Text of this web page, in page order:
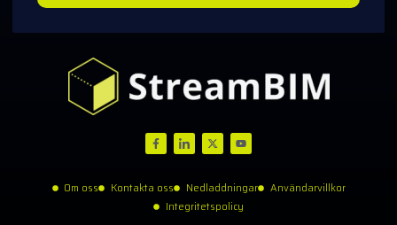
Om oss Kontakta oss Nedladdningar
Användarvillkor
Integritetspolicy